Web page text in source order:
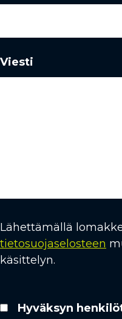
Viesti
Lähettämällä
tietosuojaselosteen
käsittelyn.
Hyväksyn